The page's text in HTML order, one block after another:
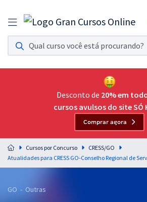
Assinatura Ilimitada 11
Acesso a todos os cursos. Teste grátis por 7 dias!
Assinatura OAB Até Passar
Acesso ilimitado a toda preparação para o Exame da
Residências Multiprofissionais
Preparação completa e intensiva para as principais
residências em saúde do Brasil
Desconto de 20% em
cursos avulsos do site SÓ
Comprar agora
Cursos por Concurso
CRESS/GO
GO - Outras